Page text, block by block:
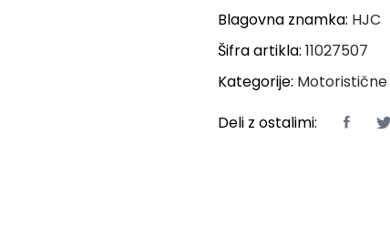
Blagovna znamka: HJC
Šifra artikla: 11027507
Kategorije:
Deli z ostalimi: